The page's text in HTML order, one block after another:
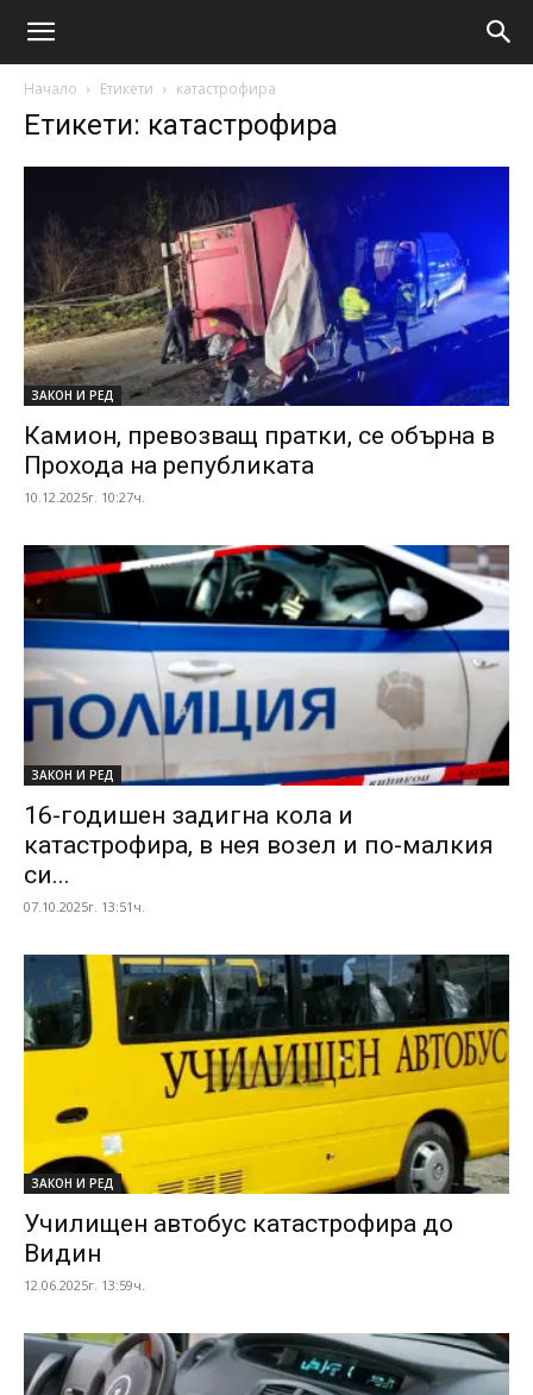
Начало Етикети катастрофира
Етикети: катастрофира
ЗАКОН И РЕД
Камион, превозващ пратки, се обърна в
Прохода на републиката
10.12.2025г. 10:27ч.
ЗАКОН И РЕД
16-годишен задигна кола и
катастрофира, в нея возел и по-малкия
си...
07.10.2025г. 13:51ч.
ЗАКОН И РЕД
Училищен автобус катастрофира до
Видин
12.06.2025г. 13:59ч.